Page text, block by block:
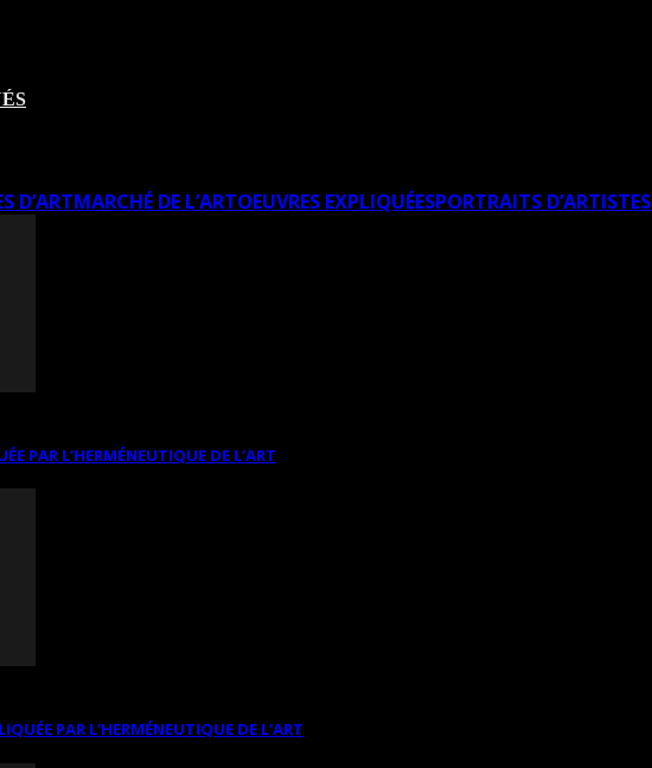
D’ARTMARCHÉ DE L’ARTOEUVRES EXPLIQUÉESPORTRAITS D’ARTISTES
PAR L’HERMÉNEUTIQUE DE L’ART
PAR L’HERMÉNEUTIQUE DE L’ART